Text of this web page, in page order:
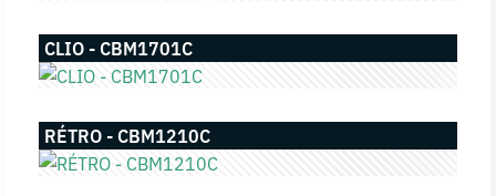
CLIO - CBM1701C
RÉTRO - CBM1210C